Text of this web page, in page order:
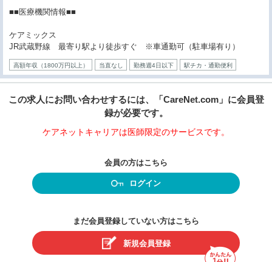
■■医療機関情報■■
ケアミックス
JR武蔵野線 最寄り駅より徒歩すぐ ※車通勤可（駐車場有り）
高額年収（1800万円以上） 当直なし 勤務週4日以下 駅チカ・通勤便利
この求人にお問い合わせするには、「CareNet.com」に会員登
録が必要です。
ケアネットキャリアは医師限定のサービスです。
会員の方はこちら
ログイン
まだ会員登録していない方はこちら
新規会員登録